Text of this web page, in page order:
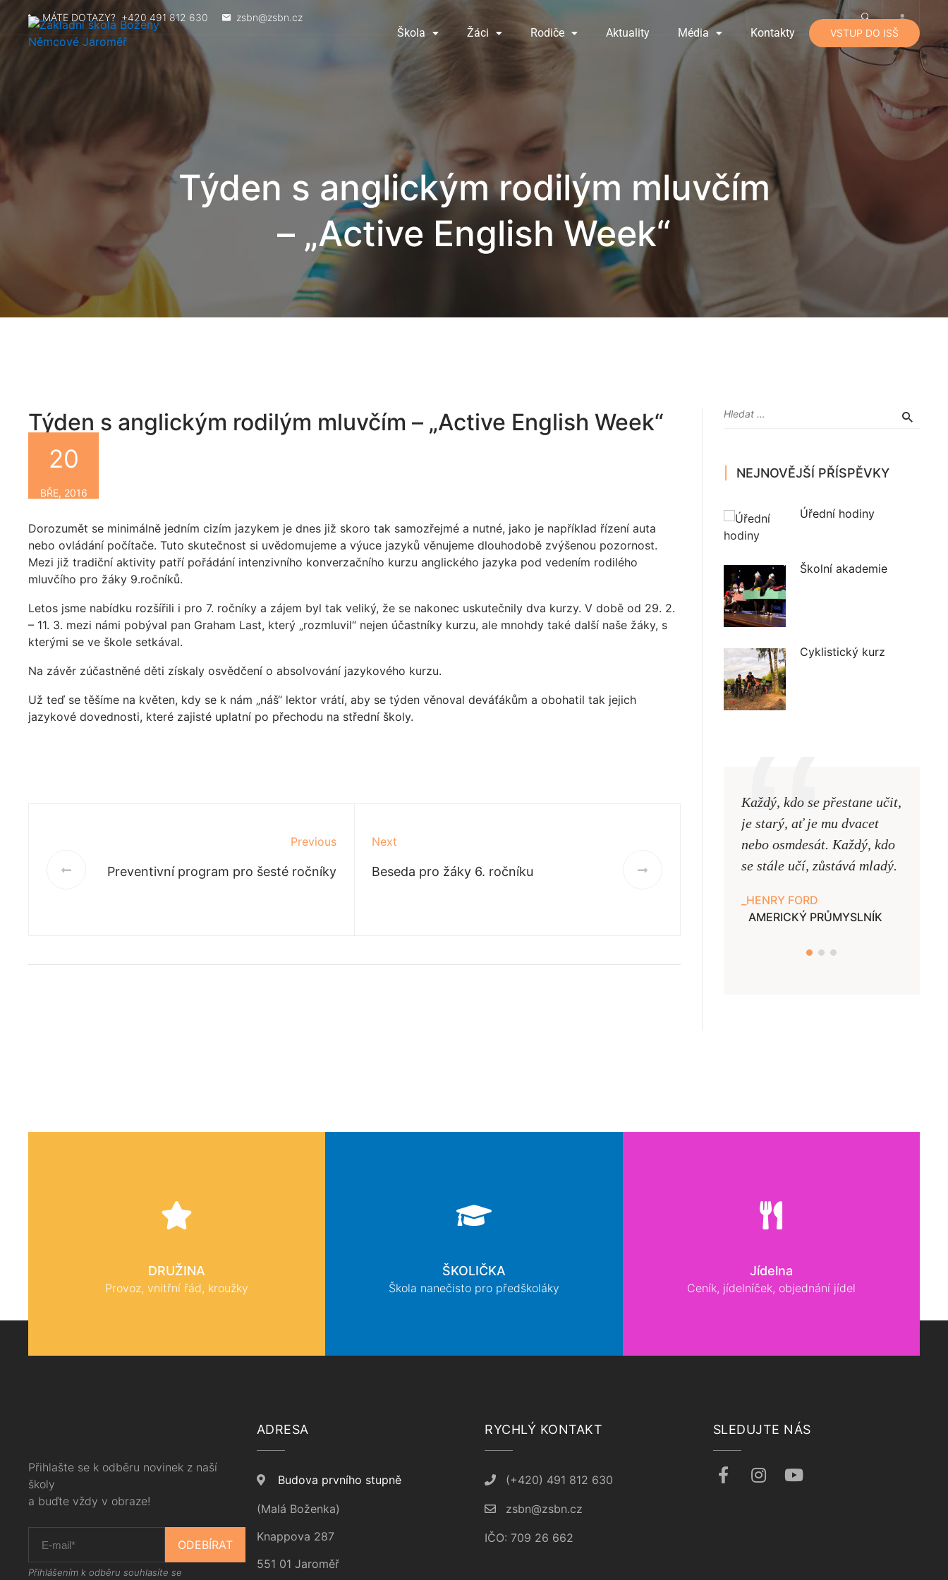
MÁTE DOTAZY? +420 491 812 630 zsbn@zsbn.cz
Škola Žáci Rodiče Aktuality Média Kontakty VSTUP DO ISŠ
Týden s anglickým rodilým mluvčím
– „Active English Week“
Týden s anglickým rodilým mluvčím – „Active English Week“
By
20
BŘE, 2016
Dorozumět se minimálně jedním cizím jazykem je dnes již skoro tak samozřejmé a nutné, jako je například řízení auta
nebo ovládání počítače. Tuto skutečnost si uvědomujeme a výuce jazyků věnujeme dlouhodobě zvýšenou pozornost.
Mezi již tradiční aktivity patří pořádání intenzivního konverzačního kurzu anglického jazyka pod vedením rodilého
mluvčího pro žáky 9.ročníků.
Letos jsme nabídku rozšířili i pro 7. ročníky a zájem byl tak veliký, že se nakonec uskutečnily dva kurzy. V době od 29. 2.
– 11. 3. mezi námi pobýval pan Graham Last, který „rozmluvil“ nejen účastníky kurzu, ale mnohdy také další naše žáky, s
kterými se ve škole setkával.
Na závěr zúčastněné děti získaly osvědčení o absolvování jazykového kurzu.
Už teď se těšíme na květen, kdy se k nám „náš“ lektor vrátí, aby se týden věnoval deváťákům a obohatil tak jejich
jazykové dovednosti, které zajisté uplatní po přechodu na střední školy.
Previous
Preventivní program pro šesté ročníky
Next
Beseda pro žáky 6. ročníku
NEJNOVĚJŠÍ PŘÍSPĚVKY
Úřední hodiny
Školní akademie
Cyklistický kurz
Každý, kdo se přestane učit,
je starý, ať je mu dvacet
nebo osmdesát. Každý, kdo
se stále učí, zůstává mladý.
HENRY FORD
AMERICKÝ PRŮMYSLNÍK
DRUŽINA
Provoz, vnitřní řád, kroužky
ŠKOLIČKA
Škola nanečisto pro předškoláky
Jídelna
Ceník, jídelníček, objednání jídel
Přihlašte se k odběru novinek z naší
školy
a buďte vždy v obraze!
ODEBÍRAT
Přihlášením k odběru souhlasíte se
ADRESA
Budova prvního stupně
(Malá Boženka)
Knappova 287
551 01 Jaroměř
RYCHLÝ KONTAKT
(+420) 491 812 630
zsbn@zsbn.cz
IČO: 709 26 662
SLEDUJTE NÁS